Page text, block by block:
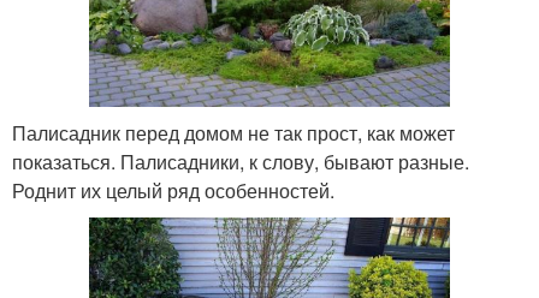
Палисадник перед домом не так прост, как может
показаться. Палисадники, к слову, бывают разные.
Роднит их целый ряд особенностей.